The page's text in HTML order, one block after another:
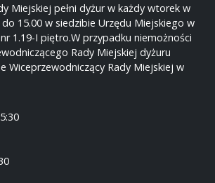
Miejskiej pełni dyżur w każdy wtorek w
15.00 w siedzibie Urzędu Miejskiego w
1.19-I piętro.W przypadku niemożności
Rady Miejskiej dyżuru
Wiceprzewodniczący Rady Miejskiej w